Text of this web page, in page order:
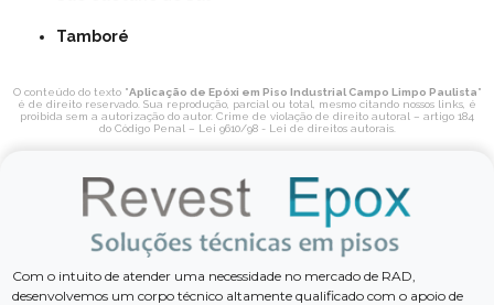
Tamboré
O conteúdo do texto "Aplicação de Epóxi em Piso Industrial Campo Limpo Paulista"
é de direito reservado. Sua reprodução, parcial ou total, mesmo citando nossos links, é
proibida sem a autorização do autor. Crime de violação de direito autoral – artigo 184
do Código Penal – Lei 9610/98 - Lei de direitos autorais.
Com o intuito de atender uma necessidade no mercado de RAD,
desenvolvemos um corpo técnico altamente qualificado com o apoio de